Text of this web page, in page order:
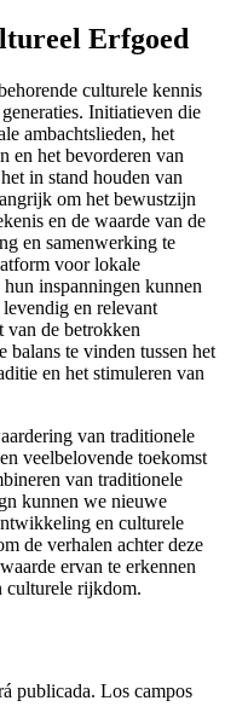
Erfgoed
culturele kennis
Initiatieven die
ambachtslieden, het
en het bevorderen van
in stand houden van
om het bewustzijn
en de waarde van de
en samenwerking te
voor lokale
inspanningen kunnen
en relevant
van de betrokken
balans te vinden tussen het
en het stimuleren van
van traditionele
veelbelovende toekomst
van traditionele
kunnen we nieuwe
en culturele
de verhalen achter deze
ervan te erkennen
culturele rijkdom.
publicada. Los campos